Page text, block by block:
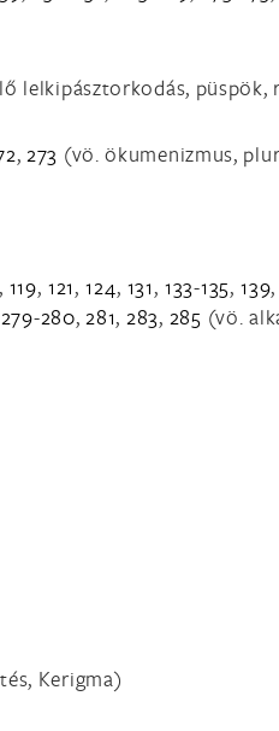
lelkipásztorkodás, püspök,
, 273 (vö. ökumenizmus,
, 119,121,124, 131,133-135,139,
279-280,281, 283, 285 (vö.
Kerigma)